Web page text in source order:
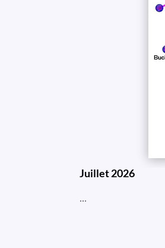
Juillet 2026
...